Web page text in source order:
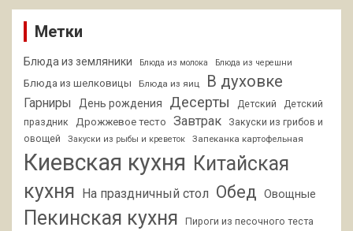
Метки
Блюда из земляники Блюда из молока Блюда из черешни
Блюда из шелковицы Блюда из яиц В духовке
Гарниры День рождения Десерты Детский
Детский
праздник
Дрожжевое тесто Завтрак
Закуски из грибов и
овощей
Закуски из рыбы и креветок Запеканка картофельная
Киевская кухня Китайская
кухня На праздничный стол Обед Овощные
Пекинская кухня Пироги из песочного теста